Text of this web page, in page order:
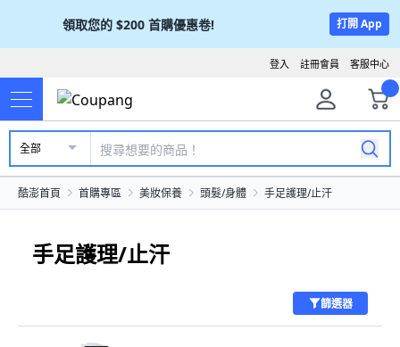
領取您的 $200 首購優惠卷! 打開 App
客服中心
註冊會員
登入
全部
酷澎首頁 首購專區 美妝保養 頭髮/身體 手足護理/止汗
手足護理/止汗
篩選器